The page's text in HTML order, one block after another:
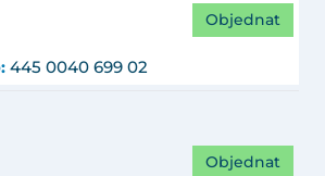
445 0040 699 02
Objednat
Objednat